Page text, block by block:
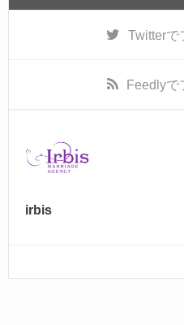
o
Twitterで
Feedlyで
irbis